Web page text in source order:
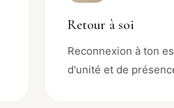
Retour à soi
Reconnexion à ton
d'unité et de